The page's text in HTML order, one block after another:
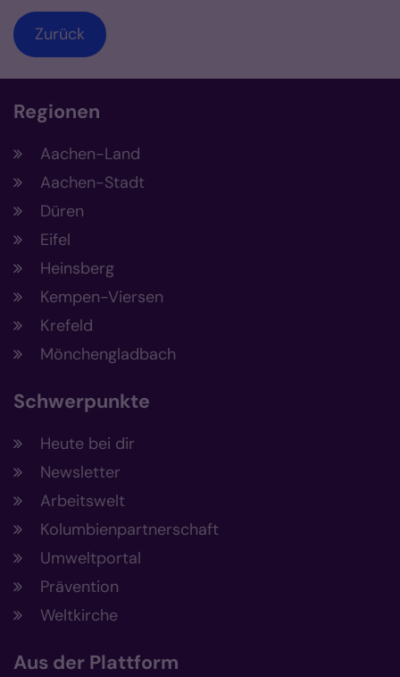
Zurück
Regionen
Aachen-Land
Aachen-Stadt
Düren
Eifel
Heinsberg
Kempen-Viersen
Krefeld
Mönchengladbach
Schwerpunkte
Heute bei dir
Newsletter
Arbeitswelt
Kolumbienpartnerschaft
Umweltportal
Prävention
Weltkirche
Aus der Plattform